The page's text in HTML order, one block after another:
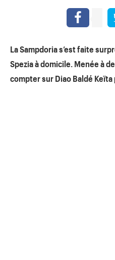
La Sampdoria s’est faite
Spezia à domicile. Menée à
compter sur Diao Baldé